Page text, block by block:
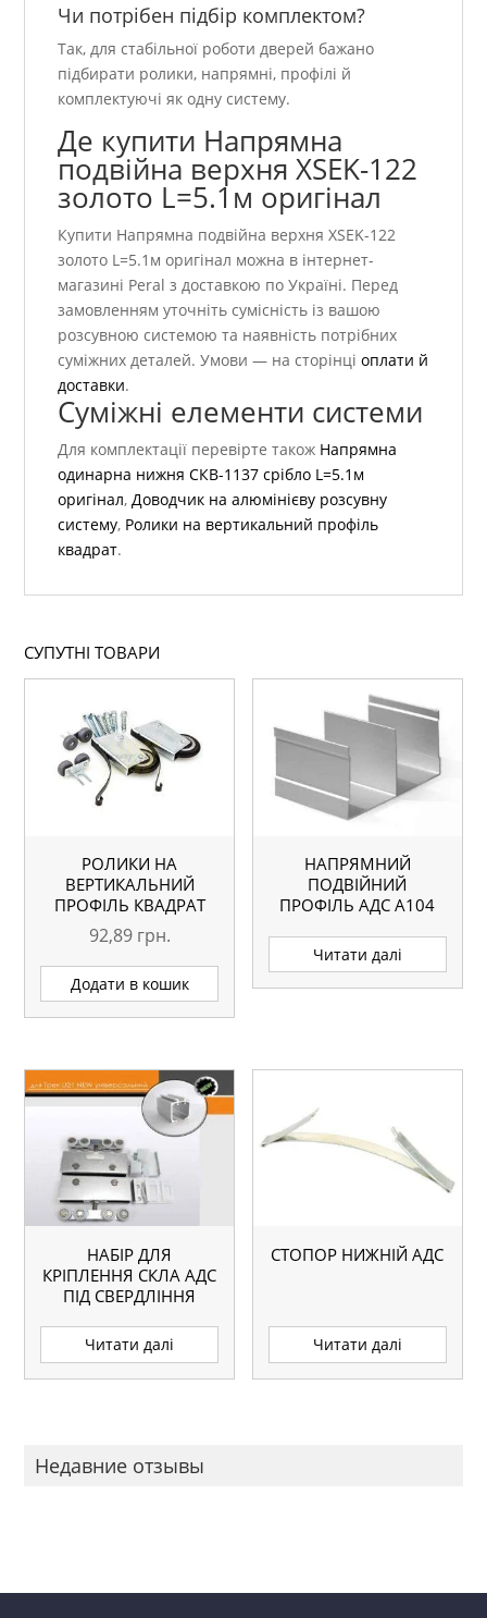
Чи потрібен підбір комплектом?
Так, для стабільної роботи дверей бажано
підбирати ролики, напрямні, профілі й
комплектуючі як одну систему.
Де купити Напрямна
подвійна верхня ХSEK-122
золото L=5.1м оригінал
Купити Напрямна подвійна верхня ХSEK-122
золото L=5.1м оригінал можна в інтернет-
магазині Peral з доставкою по Україні. Перед
замовленням уточніть сумісність із вашою
розсувною системою та наявність потрібних
суміжних деталей. Умови — на сторінціоплати й
доставки.
Суміжні елементи системи
Для комплектації перевірте також Напрямна
одинарна нижня СКВ-1137 срібло L=5.1м
оригінал,Доводчик на алюмінієву розсувну
систему, Ролики на вертикальний профіль
квадрат.
СУПУТНІ ТОВАРИ
РОЛИКИ НА
ВЕРТИКАЛЬНИЙ
ПРОФІЛЬ КВАДРАТ
92,89 грн.
Додати в кошик
НАПРЯМНИЙ
ПОДВІЙНИЙ
ПРОФІЛЬ АДС А104
Читати далі
НАБІР ДЛЯ
КРІПЛЕННЯ СКЛА АДС
ПІД СВЕРДЛІННЯ
Читати далі
СТОПОР НИЖНІЙ АДС
Читати далі
Недавние отзывы